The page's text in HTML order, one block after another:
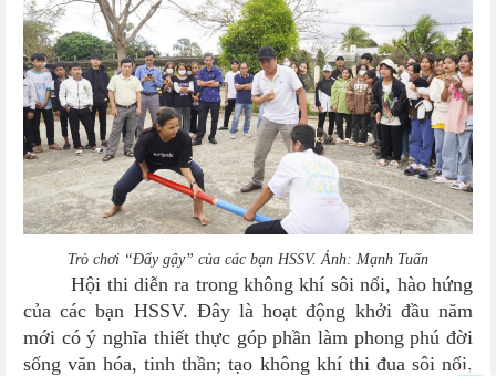
Trò chơi “Đẩy gậy” của các bạn HSSV. Ảnh: Mạnh Tuấn
Hội thi diễn ra trong không khí sôi nổi, hào hứng
của các bạn HSSV. Đây là hoạt động khởi đầu năm
mới có ý nghĩa thiết thực góp phần làm phong phú đời
sống văn hóa, tinh thần; tạo không khí thi đua sôi nổi,